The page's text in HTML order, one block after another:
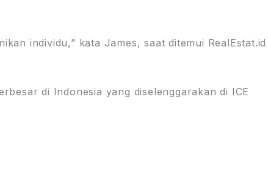
individu,” kata James, saat ditemui RealEstat.id
di Indonesia yang diselenggarakan di ICE